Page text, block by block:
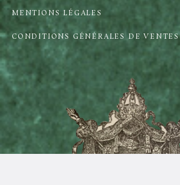
MENTIONS LÉGALES
CONDITIONS GÉNÉRALES DE VENTES